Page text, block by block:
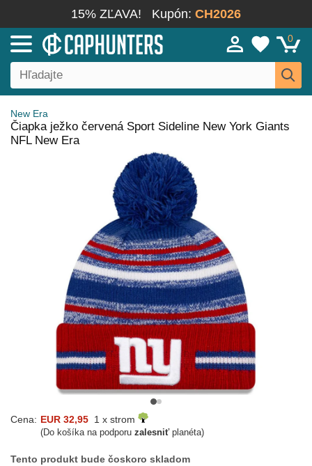
15% ZĽAVA! Kupón: CH2026
0
New Era
Čiapka ježko červená Sport Sideline New York Giants
NFL New Era
Cena: EUR 32,95 1 x strom
(Do košíka na podporu zalesniťplanéta)
Tento produkt bude čoskoro skladom